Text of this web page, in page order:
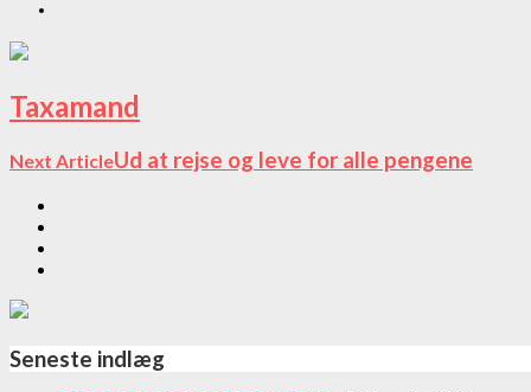
Taxamand
Next ArticleUd at rejse og leve for alle pengene
Seneste indlæg